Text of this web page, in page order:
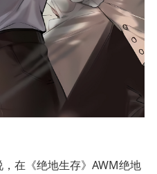
在《绝地生存》AWM绝地